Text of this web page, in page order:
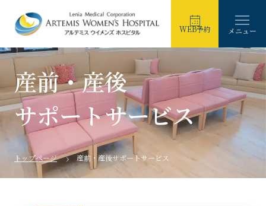
WEB予約 メニュー
産前・産後
サポートサービス
トップページ 産前・産後サポートサービス